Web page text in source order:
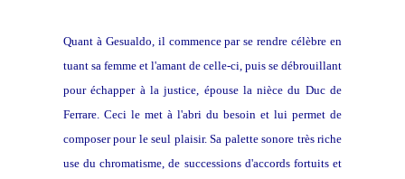
Quant à Gesualdo, il commence par se rendre célèbre en
tuant sa femme et l'amant de celle-ci, puis se débrouillant
pour échapper à la justice, épouse la nièce du Duc de
Ferrare. Ceci le met à l'abri du besoin et lui permet de
composer pour le seul plaisir. Sa palette sonore très riche
use du chromatisme, de successions d'accords fortuits et